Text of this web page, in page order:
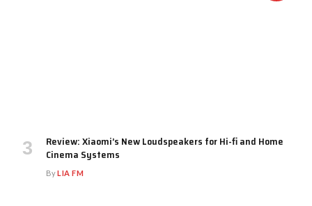
Review: Xiaomi’s New Loudspeakers for Hi-fi and Home
Cinema Systems
ByLIA FM